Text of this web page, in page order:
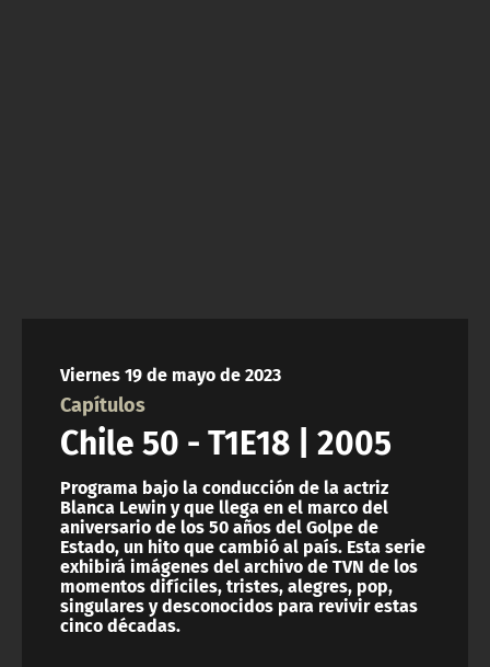
Viernes 19 de mayo de 2023
Capítulos
Chile 50 - T1E18 | 2005
Programa bajo la conducción de la actriz
Blanca Lewin y que llega en el marco del
aniversario de los 50 años del Golpe de
Estado, un hito que cambió al país. Esta serie
exhibirá imágenes del archivo de TVN de los
momentos difíciles, tristes, alegres, pop,
singulares y desconocidos para revivir estas
cinco décadas.